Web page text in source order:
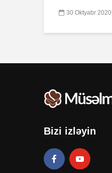
30 Oktyabr 2020
Bizi izləyin